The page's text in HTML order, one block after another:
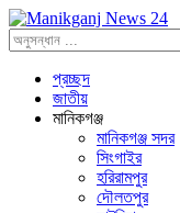
প্রচ্ছদ
জাতীয়
মানিকগঞ্জ
মানিকগঞ্জ সদর
সিংগাইর
হরিরামপুর
দৌলতপুর